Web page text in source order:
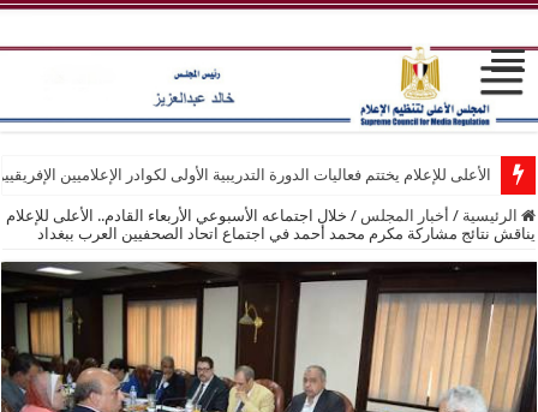
الأعلى للإعلام يختتم فعاليات الدورة التدريبية الأولى لكوادر الإعلاميين
الرئيسية / أخبار المجلس / خلال اجتماعه الأسبوعي الأربعاء القادم.. الأعلى للإعلام
يناقش نتائج مشاركة مكرم محمد أحمد في اجتماع اتحاد الصحفيين العرب ببغداد